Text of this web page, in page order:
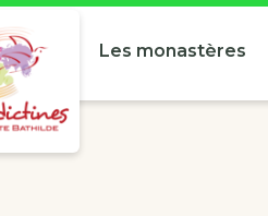
Les monastères